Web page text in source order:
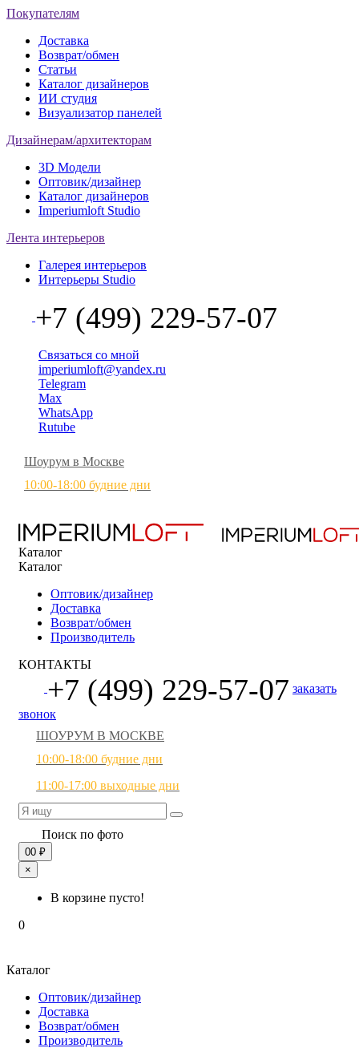
Покупателям
Доставка
Возврат/обмен
Статьи
Каталог дизайнеров
ИИ студия
Визуализатор панелей
Дизайнерам/архитекторам
3D Модели
Оптовик/дизайнер
Каталог дизайнеров
Imperiumloft Studio
Лента интерьеров
Галерея интерьеров
Интерьеры Studio
+7 (499) 229-57-07
Связаться со мной
imperiumloft@yandex.ru
Telegram
Max
WhatsApp
Rutube
Шоурум в Москве
10:00-18:00 будние дни
Каталог
Каталог
Оптовик/дизайнер
Доставка
Возврат/обмен
Производитель
КОНТАКТЫ
+7 (499) 229-57-07 заказать
звонок
ШОУРУМ В МОСКВЕ
10:00-18:00 будние дни
11:00-17:00 выходные дни
Поиск по фото
00 ₽
×
В корзине пусто!
0
Каталог
Оптовик/дизайнер
Доставка
Возврат/обмен
Производитель